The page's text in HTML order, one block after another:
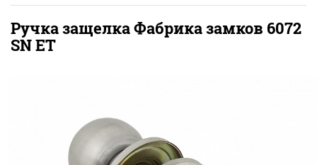
Ручка защелка Фабрика замков 6072
SN ET